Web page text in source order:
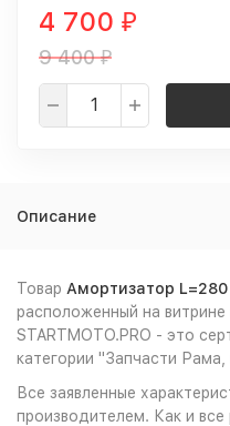
4 700 ₽
9 400₽
Описание
Товар Амортизатор
расположенный на
STARTMOTO.PRO - это
категории "Запчасти Рама,
Все заявленные
производителем. Как и все